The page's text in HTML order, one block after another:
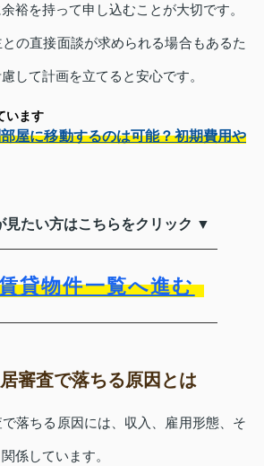
裕を持って申し込むことが大切です。
の直接面談が求められる場合もあるた
して計画を立てると安心です。
います
屋に移動するのは可能？初期費用や
見たい方はこちらをクリック ▼
貸物件一覧へ進む
審査で落ちる原因とは
落ちる原因には、収入、雇用形態、そ
係しています。